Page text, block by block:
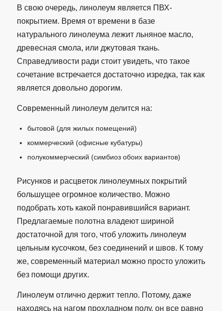
В свою очередь, линолеум является ПВХ-
покрытием. Время от времени в базе
натурального линолеума лежит льняное масло,
древесная смола, или джутовая ткань.
Справедливости ради стоит увидеть, что такое
сочетание встречается достаточно изредка, так как
является довольно дорогим.
Современный линолеум делится на:
бытовой (для жилых помещений)
коммерческий (офисные кубатуры)
полукоммерческий (симбиоз обоих вариантов)
Рисунков и расцветок линолеумных покрытий
большущее огромное количество. Можно
подобрать хоть какой понравившийся вариант.
Предлагаемые полотна владеют шириной
достаточной для того, чтоб уложить линолеум
цельным кусочком, без соединений и швов. К тому
же, современный материал можно просто уложить
без помощи других.
Линолеум отлично держит тепло. Потому, даже
находясь на нагом прохладном полу, он все равно